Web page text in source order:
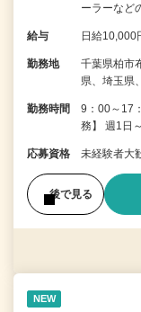
ーラーなど
給与 日給10,000
勤務地
千葉県柏市
県、埼玉
勤務時間
9：00～17
務】 週1日
応募資格 未経験者大
後で見る
NEW